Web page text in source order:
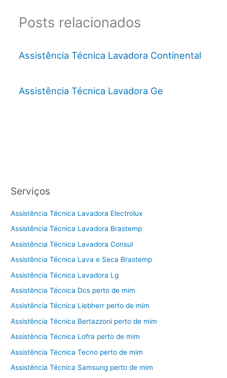
Posts relacionados
Assistência Técnica Lavadora Continental
Assistência Técnica Lavadora Ge
Serviços
Assistência Técnica Lavadora Electrolux
Assistência Técnica Lavadora Brastemp
Assistência Técnica Lavadora Consul
Assistência Técnica Lava e Seca Brastemp
Assistência Técnica Lavadora Lg
Assistência Técnica Dcs perto de mim
Assistência Técnica Liebherr perto de mim
Assistência Técnica Bertazzoni perto de mim
Assistência Técnica Lofra perto de mim
Assistência Técnica Tecno perto de mim
Assistência Técnica Samsung perto de mim